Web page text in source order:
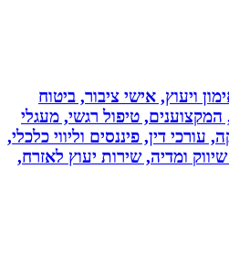
אישי ציבור, ביטוח
טיפול רגשי, מעגלי
דין, פיננסים וליווי כלכלי,
ומדיה, שירות יעוץ לאזרח,